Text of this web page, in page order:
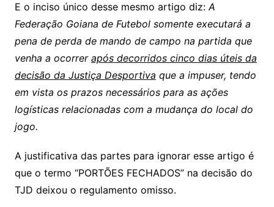
E o inciso único desse mesmo artigo diz:A
Federação Goiana de Futebol somente executará a
pena de perda de mando de campo na partida que
venha a ocorrer após decorridos cinco dias úteis da
decisão da Justiça Desportiva que a impuser, tendo
em vista os prazos necessários para as ações
logísticas relacionadas com a mudança do local do
jogo.
A justificativa das partes para ignorar esse artigo é
que o termo “PORTÕES FECHADOS” na decisão do
TJD deixou o regulamento omisso.